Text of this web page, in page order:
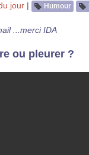
jour | Humour
...merci IDA
ou pleurer ?